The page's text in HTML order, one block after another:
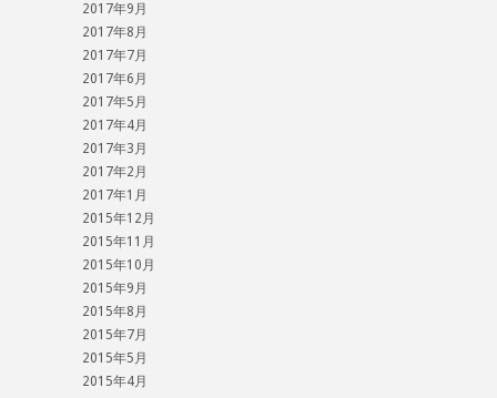
2017年9月
2017年8月
2017年7月
2017年6月
2017年5月
2017年4月
2017年3月
2017年2月
2017年1月
2015年12月
2015年11月
2015年10月
2015年9月
2015年8月
2015年7月
2015年5月
2015年4月